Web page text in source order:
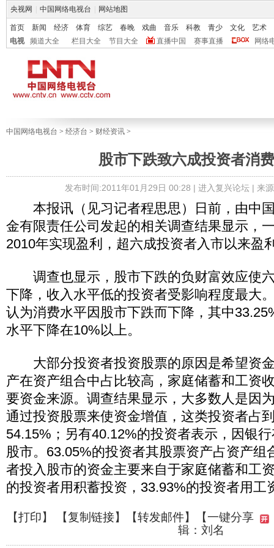
央视网 中国网络电视台 网站地图
首页 新闻 经济 体育 综艺 春晚 戏曲 音乐 科教 青少 文化
艺术
电视
频道大全 栏目大全 节目大全 直播中国 赛事直播 网络
中国网络电视台 > 经济台 > 财经资讯 >
股市下跌致六成投资者消
发布时间:2011年01月29日 00:28 | 进入复兴论坛 | 来
本报讯（见习记者程思思）日前，由中
金有限责任公司发起的相关调查结果显示，
2010年实现盈利，超六成投资者入市以来盈
调查也显示，股市下跌的负财富效应使
下降，收入水平低的投资者受影响程度最大
认为消费水平因股市下跌而下降，其中
水平下降在10%以上。
大部分投资者投资股票的原因是希望资
产在资产组合中占比较高，家庭储蓄和工资
要资金来源。调查结果显示，大多数人是因
通过投资股票来使资金增值，这类投资者占
54.15%；另有40.12%的投资者表示，因银
股市。63.05%的投资者其股票资产占资产组
者投入股市的资金主要来自于家庭储蓄和工
的投资者用积蓄投资，33.93%的投资者用工
【打印】 【复制链接】【转发邮件】
【一键分享
辑：刘名